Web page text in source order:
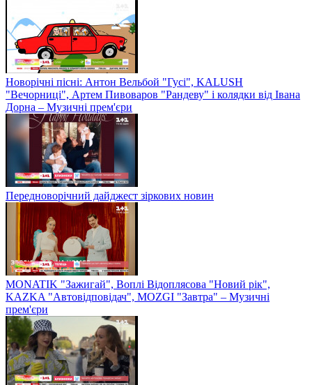
Новорічні пісні: Антон Вельбой "Гусі", KALUSH
"Вечорниці", Артем Пивоваров "Рандеву" і колядки від Івана
Дорна – Музичні прем'єри
Передноворічний дайджест зіркових новин
MONATIK "Зажигай", Воплі Відоплясова "Новий рік",
KAZKA "Автовідповідач", MOZGI "Завтра" – Музичні
прем'єри